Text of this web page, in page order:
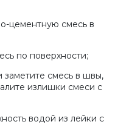
цементную смесь в
по поверхности;
смесь в швы,
излишки смеси с
водой из лейки с